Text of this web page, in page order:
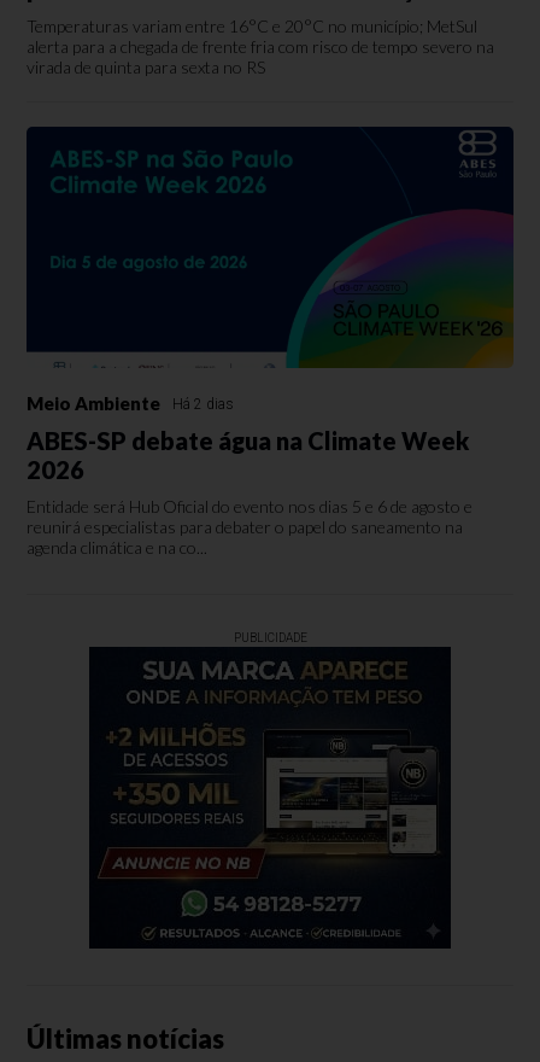
Temperaturas variam entre 16°C e 20°C no município; MetSul
alerta para a chegada de frente fria com risco de tempo severo na
virada de quinta para sexta no RS
Meio Ambiente Há 2 dias
ABES-SP debate água na Climate Week
2026
Entidade será Hub Oficial do evento nos dias 5 e 6 de agosto e
reunirá especialistas para debater o papel do saneamento na
agenda climática e na co...
PUBLICIDADE
Últimas notícias